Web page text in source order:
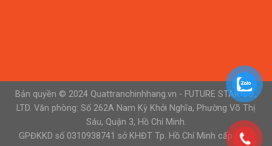
Bản quyền © 2024 Quattranchinhhang.vn - FUTURE STAR CO.,
LTD. Văn phòng: Số 262A Nam Kỳ Khởi Nghĩa, Phường Võ Thị
Sáu, Quận 3, Hồ Chí Minh.
GPĐKKD số 0310938741 sở KHĐT Tp. Hồ Chí Minh cấp ngày